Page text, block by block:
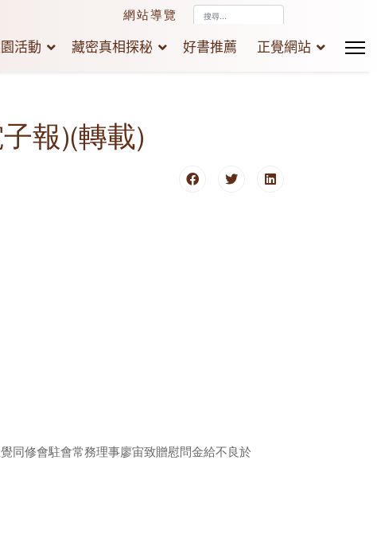
網站導覽
尋...
活動 藏密真相探秘 好書推薦 正覺網站
報)(轉載)
同修會駐會常務理事廖宙致贈慰問金給不良於